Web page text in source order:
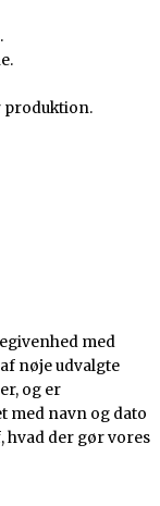
produktion.
med
nøje udvalgte
og er
med navn og dato
hvad der gør vores